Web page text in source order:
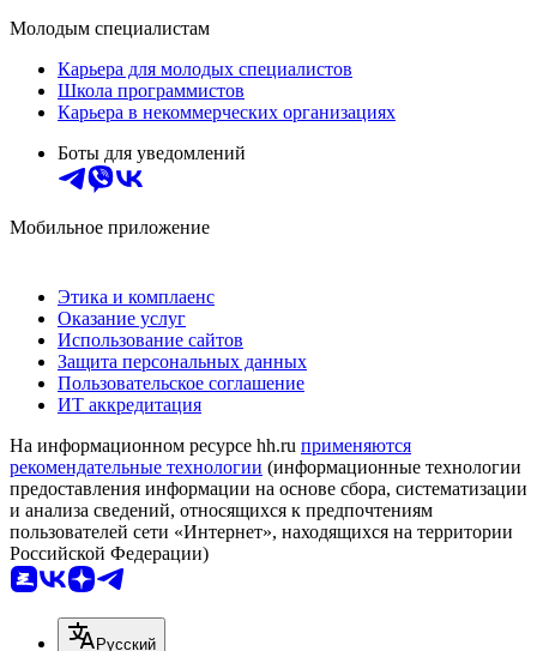
Молодым специалистам
Карьера для молодых специалистов
Школа программистов
Карьера в некоммерческих организациях
Боты для уведомлений
Мобильное приложение
Этика и комплаенс
Оказание услуг
Использование сайтов
Защита персональных данных
Пользовательское соглашение
ИТ аккредитация
На информационном ресурсе hh.ru применяются
рекомендательные технологии (информационные технологии
предоставления информации на основе сбора, систематизации
и анализа сведений, относящихся к предпочтениям
пользователей сети «Интернет», находящихся на территории
Российской Федерации)
Русский